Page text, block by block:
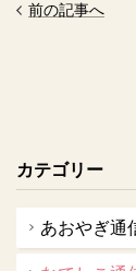
前の記事へ
カテゴリー
あおやぎ通